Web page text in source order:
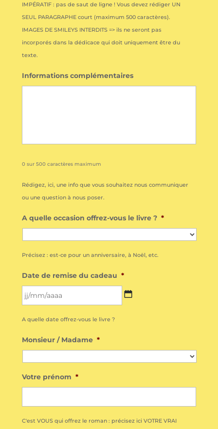
IMPÉRATIF : pas de saut de ligne ! Vous devez rédiger UN
SEUL PARAGRAPHE court (maximum 500 caractères).
IMAGES DE SMILEYS INTERDITS => ils ne seront pas
incorporés dans la dédicace qui doit uniquement être du
texte.
Informations complémentaires
0 sur 500 caractères maximum
Rédigez, ici, une info que vous souhaitez nous communiquer
ou une question à nous poser.
A quelle occasion offrez-vous le livre ? *
Précisez : est-ce pour un anniversaire, à Noël, etc.
Date de remise du cadeau *
slash
MM
slash
AAAA
A quelle date offrez-vous le livre ?
Monsieur / Madame *
Votre prénom *
C'est VOUS qui offrez le roman : précisez ici VOTRE VRAI